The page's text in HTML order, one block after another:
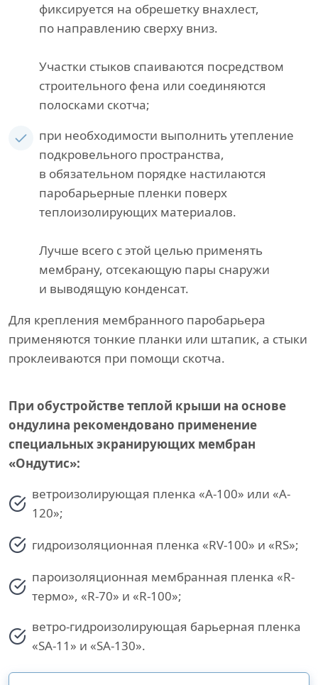
фиксируется на обрешетку внахлест,
по направлению сверху вниз.
Участки стыков спаиваются посредством
строительного фена или соединяются
полосками скотча;
при необходимости выполнить утепление
подкровельного пространства,
в обязательном порядке настилаются
паробарьерные пленки поверх
теплоизолирующих материалов.
Лучше всего с этой целью применять
мембрану, отсекающую пары снаружи
и выводящую конденсат.
Для крепления мембранного паробарьера
применяются тонкие планки или штапик, а стыки
проклеиваются при помощи скотча.
При обустройстве теплой крыши на основе
ондулина рекомендовано применение
специальных экранирующих мембран
«Ондутис»:
ветроизолирующая пленка «A-100» или «A-
120»;
гидроизоляционная пленка «RV-100» и «RS»;
пароизоляционная мембранная пленка «R-
термо», «R-70» и «R-100»;
ветро-гидроизолирующая барьерная пленка
«SA-11» и «SA-130».